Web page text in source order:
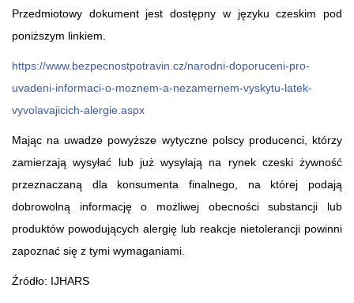
Przedmiotowy dokument jest dostępny w języku czeskim pod
poniższym linkiem.
https://www.bezpecnostpotravin.cz/narodni-doporuceni-pro-
uvadeni-informaci-o-moznem-a-nezamernem-vyskytu-latek-
vyvolavajicich-alergie.aspx
Mając na uwadze powyższe wytyczne polscy producenci, którzy
zamierzają wysyłać lub już wysyłają na rynek czeski żywność
przeznaczaną dla konsumenta finalnego, na której podają
dobrowolną informację o możliwej obecności substancji lub
produktów powodujących alergię lub reakcje nietolerancji powinni
zapoznać się z tymi wymaganiami.
Źródło: IJHARS